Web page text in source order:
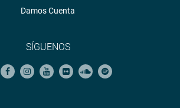
Damos Cuenta
SÍGUENOS